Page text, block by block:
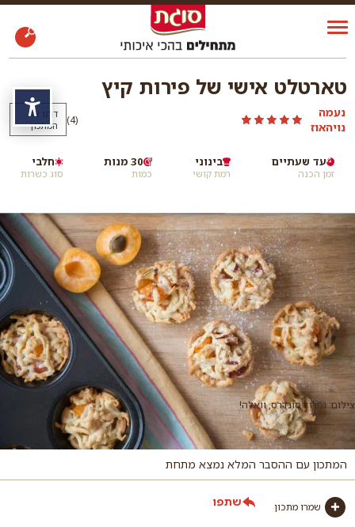
טארטלט אישי של פירות קיץ
נעמה
נויהאוז
(4
)
דרגו את
המתכון
זמן הכנה
עד שעתיים
רמת קושי
בינוני
כמות
30 מנות
סוג כשרות
חלבי
צילום: נמרוד סונדרס, וואלה!
המתכון עם ההסבר המלא נמצא מתחת
שמרו מתכון שתפו